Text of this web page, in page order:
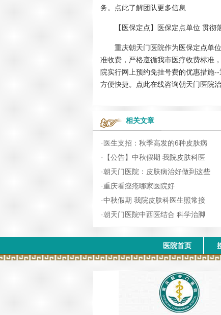
务。点此了解团队更多信息
【医保定点】医保定点单位 贯彻
重庆朝天门医院作为医保定点单位
准收费，严格遵循我市医疗收费标准
院实行网上预约免挂号费的优惠措施
方便快捷。点此在线咨询朝天门医院
相关文章
·医生支招：秋季高发的6种皮肤病
·
【公告】中秋假期 我院皮肤科医
·朝天门医院：皮肤病治好做到这些
·重庆看痤疮哪家医院好
·中秋假期 我院皮肤科医生照常接
·朝天门医院中西医结合 科学治脚
医院首页